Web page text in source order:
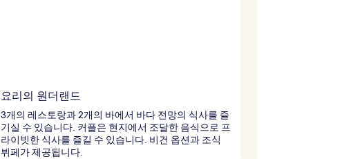
요리의 원더랜드
3개의 레스토랑과 2개의 바에서 바다 전망의 식사를 즐
기실 수 있습니다. 커플은 현지에서 조달한 음식으로 프
라이빗한 식사를 즐길 수 있습니다. 비건 옵션과 조식
뷔페가 제공됩니다.